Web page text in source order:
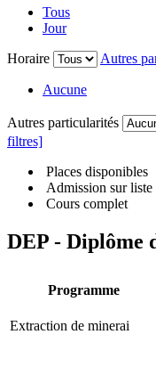
Tous
Jour
Horaire
Autres
Aucune
Autres particularités
filtres]
Places disponibles
Admission sur liste
Cours complet
DEP - Diplôme
Programme
Extraction de minerai